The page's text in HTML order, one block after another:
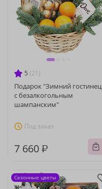
5 (21)
Подарок "Зимний гостинец
с безалкогольным
шампанским"
Под заказ
7 660 ₽
Сезонные цветы